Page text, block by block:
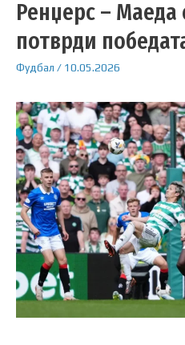
Ренџерс – Маеда
потврди
Фудбал / 10.05.2026